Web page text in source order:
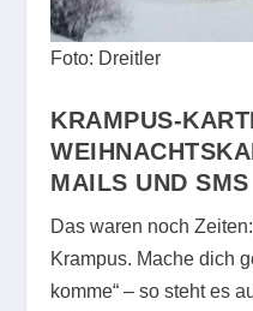
Foto: Dreitler
KRAMPUS-
MAILS UND SMS
Das waren noch
Krampus. Mache dich
komme“ – so steht es